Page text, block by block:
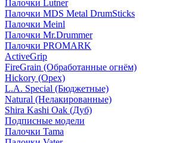
Палочки Lutner
Палочки MDS Metal DrumSticks
Палочки Meinl
Палочки Mr.Drummer
Палочки PROMARK
ActiveGrip
FireGrain (Обработанные огнём)
Hickory (Орех)
L.A. Special (Бюджетные)
Natural (Нелакированные)
Shira Kashi Oak (Дуб)
Подписные модели
Палочки Tama